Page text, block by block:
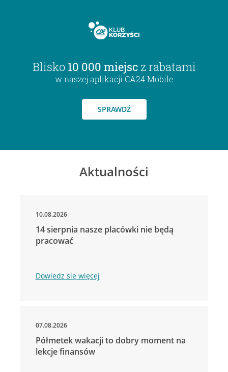
Blisko 10 000 miejsc z rabatami
w naszej aplikacji CA24 Mobile
SPRAWDŹ
Aktualności
10.08.2026
14 sierpnia nasze placówki nie będą
pracować
Dowiedz się więcej
07.08.2026
Półmetek wakacji to dobry moment na
lekcje finansów